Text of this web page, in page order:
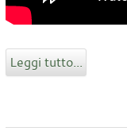
Leggi tutto...